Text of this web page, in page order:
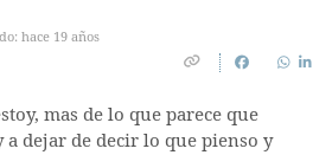
hace 19 años
mas de lo que parece que
a dejar de decir lo que pienso y